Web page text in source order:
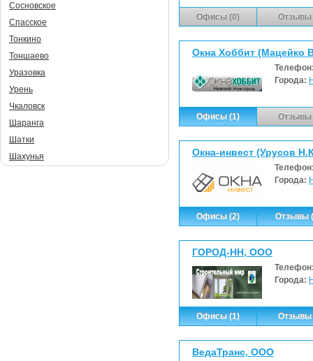
Офисы (0) Отзывы
Окна Хоббит (Мацейко
Города:
Офисы (1) Отзывы
Окна-инвест (Урусов
Города:
Офисы (2) Отзывы
ГОРОД-НН, ООО
Города:
Офисы (1) Отзывы
ВедаТранс, ООО
Сосновское
Спасское
Тонкино
Тоншаево
Уразовка
Урень
Чкаловск
Шаранга
Шатки
Шахунья